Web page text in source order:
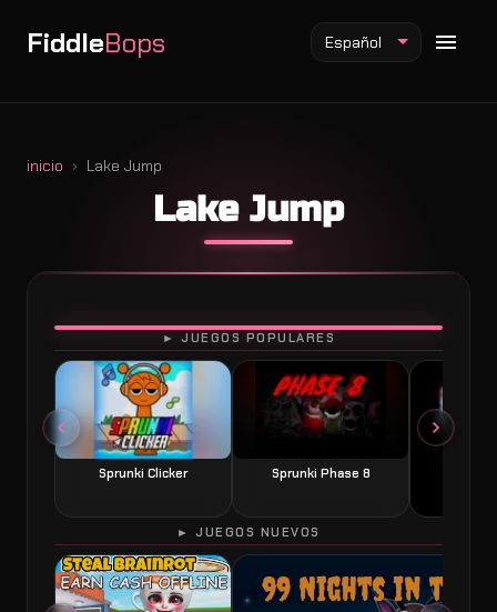
FiddleBops
Mod Fiddlebops
Mod Incredibox
Mod Sprunki
Español
inicio Lake Jump
Lake Jump
► JUEGOS POPULARES
Sprunki Clicker Sprunki Phase 8
JUGAR
► JUEGOS NUEVOS